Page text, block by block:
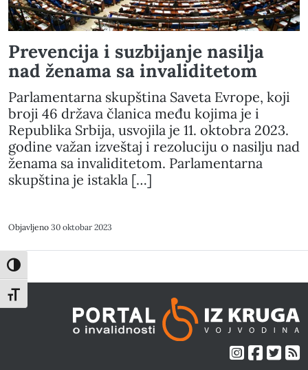
Toggle High Contrast
Toggle Font size
Prevencija i suzbijanje nasilja
nad ženama sa invaliditetom
Parlamentarna skupština Saveta Evrope, koji
broji 46 država članica među kojima je i
Republika Srbija, usvojila je 11. oktobra 2023.
godine važan izveštaj i rezoluciju o nasilju nad
ženama sa invaliditetom. Parlamentarna
skupština je istakla […]
Objavljeno 30 oktobar 2023